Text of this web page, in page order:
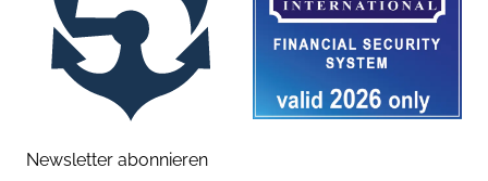
Newsletter abonnieren